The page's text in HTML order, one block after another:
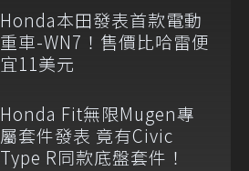
Honda本田發表首款電動
重車-WN7！售價比哈雷便
宜11美元
Honda Fit無限Mugen專
屬套件發表 竟有Civic
Type R同款底盤套件！